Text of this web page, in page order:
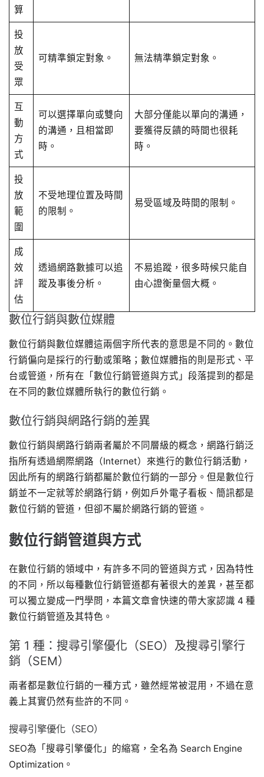
算
投
放
受
眾
可精準鎖定對象。 無法精準鎖定對象。
互
動
方
式
可以選擇單向或雙向
的溝通，且相當即
時。
大部分僅能以單向的溝通，
要獲得反饋的時間也很耗
時。
投
放
範
圍
不受地理位置及時間
的限制。
易受區域及時間的限制。
成
效
評
估
透過網路數據可以追
蹤及事後分析。
不易追蹤，很多時候只能自
由心證衡量個大概。
數位行銷與數位媒體
數位行銷與數位媒體這兩個字所代表的意思是不同的。數位
行銷偏向是採行的行動或策略；數位媒體指的則是形式、平
台或管道，所有在「數位行銷管道與方式」段落提到的都是
在不同的數位媒體所執行的數位行銷。
數位行銷與網路行銷的差異
數位行銷與網路行銷兩者屬於不同層級的概念，網路行銷泛
指所有透過網際網路（Internet）來進行的數位行銷活動，
因此所有的網路行銷都屬於數位行銷的一部分。但是數位行
銷並不一定就等於網路行銷，例如戶外電子看板、簡訊都是
數位行銷的管道，但卻不屬於網路行銷的管道。
數位行銷管道與方式
在數位行銷的領域中，有許多不同的管道與方式，因為特性
的不同，所以每種數位行銷管道都有著很大的差異，甚至都
可以獨立變成一門學問，本篇文章會快速的帶大家認識 4 種
數位行銷管道及其特色。
第 1 種：搜尋引擎優化（SEO）及搜尋引擎行
銷（SEM）
兩者都是數位行銷的一種方式，雖然經常被混用，不過在意
義上其實仍然有些許的不同。
搜尋引擎優化（SEO）
SEO為「搜尋引擎優化」的縮寫，全名為 Search Engine
Optimization。